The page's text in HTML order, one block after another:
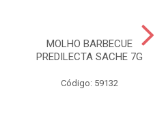
MOLHO BARBECUE
PREDILECTA SACHE 7G
Código: 59132